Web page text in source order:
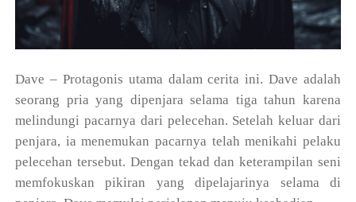
Dave – Protagonis utama dalam cerita ini. Dave adalah
seorang pria yang dipenjara selama tiga tahun karena
melindungi pacarnya dari pelecehan. Setelah keluar dari
penjara, ia menemukan pacarnya telah menikahi pelaku
pelecehan tersebut. Dengan tekad dan keterampilan seni
memfokuskan pikiran yang dipelajarinya selama di